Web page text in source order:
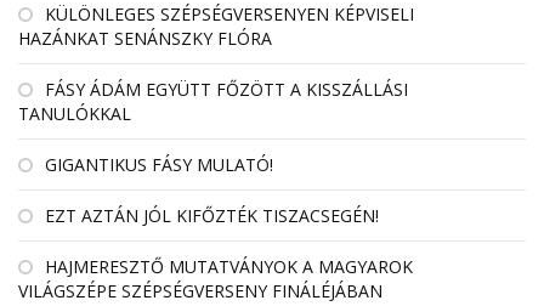
KÜLÖNLEGES SZÉPSÉGVERSENYEN KÉPVISELI
HAZÁNKAT SENÁNSZKY FLÓRA
FÁSY ÁDÁM EGYÜTT FŐZÖTT A KISSZÁLLÁSI
TANULÓKKAL
GIGANTIKUS FÁSY MULATÓ!
EZT AZTÁN JÓL KIFŐZTÉK TISZACSEGÉN!
HAJMERESZTŐ MUTATVÁNYOK A MAGYAROK
VILÁGSZÉPE SZÉPSÉGVERSENY FINÁLÉJÁBAN